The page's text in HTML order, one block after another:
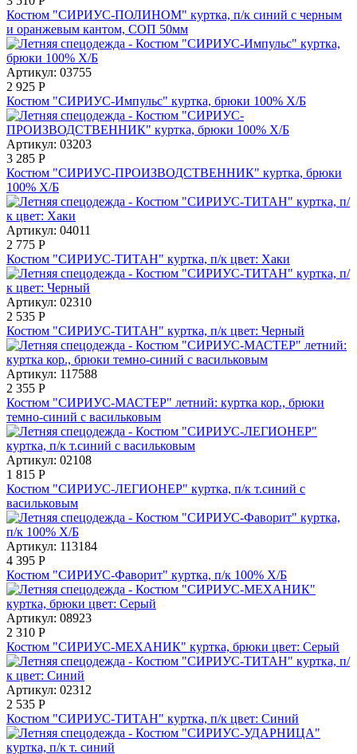
Костюм "СИРИУС-ПОЛИНОМ" куртка, п/к синий с черным
и оранжевым кантом, СОП 50мм
Артикул: 03755
2 925 Р
Костюм "СИРИУС-Импульс" куртка, брюки 100% Х/Б
Артикул: 03203
3 285 Р
Костюм "СИРИУС-ПРОИЗВОДСТВЕННИК" куртка, брюки
100% Х/Б
Артикул: 04011
2 775 Р
Костюм "СИРИУС-ТИТАН" куртка, п/к цвет: Хаки
Артикул: 02310
2 535 Р
Костюм "СИРИУС-ТИТАН" куртка, п/к цвет: Черный
Артикул: 117588
2 355 Р
Костюм "СИРИУС-МАСТЕР" летний: куртка кор., брюки
темно-синий с васильковым
Артикул: 02108
1 815 Р
Костюм "СИРИУС-ЛЕГИОНЕР" куртка, п/к т.синий с
васильковым
Артикул: 113184
4 395 Р
Костюм "СИРИУС-Фаворит" куртка, п/к 100% Х/Б
Артикул: 08923
2 310 Р
Костюм "СИРИУС-МЕХАНИК" куртка, брюки цвет: Серый
Артикул: 02312
2 535 Р
Костюм "СИРИУС-ТИТАН" куртка, п/к цвет: Синий